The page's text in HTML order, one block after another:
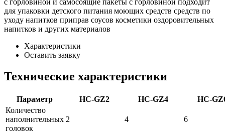
для упаковки детского питания моющих средств средств по
уходу напитков приправ соусов косметики оздоровительных
напитков и других материалов
Характеристики
Оставить заявку
Технические характеристики
Параметр HC-GZ2 HC-GZ4
HC-
Количество
наполнительных
головок
2 4 6